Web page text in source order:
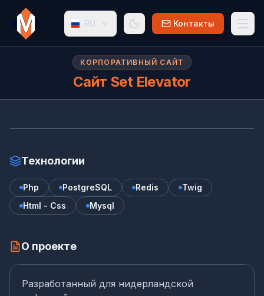
RU Контакты
КОРПОРАТИВНЫЙ САЙТ
Сайт Set Elevator
Са
Технологии
Php PostgreSQL Redis
Twig
Html - Css
Mysql
О проекте
Разработанный для нидерландской